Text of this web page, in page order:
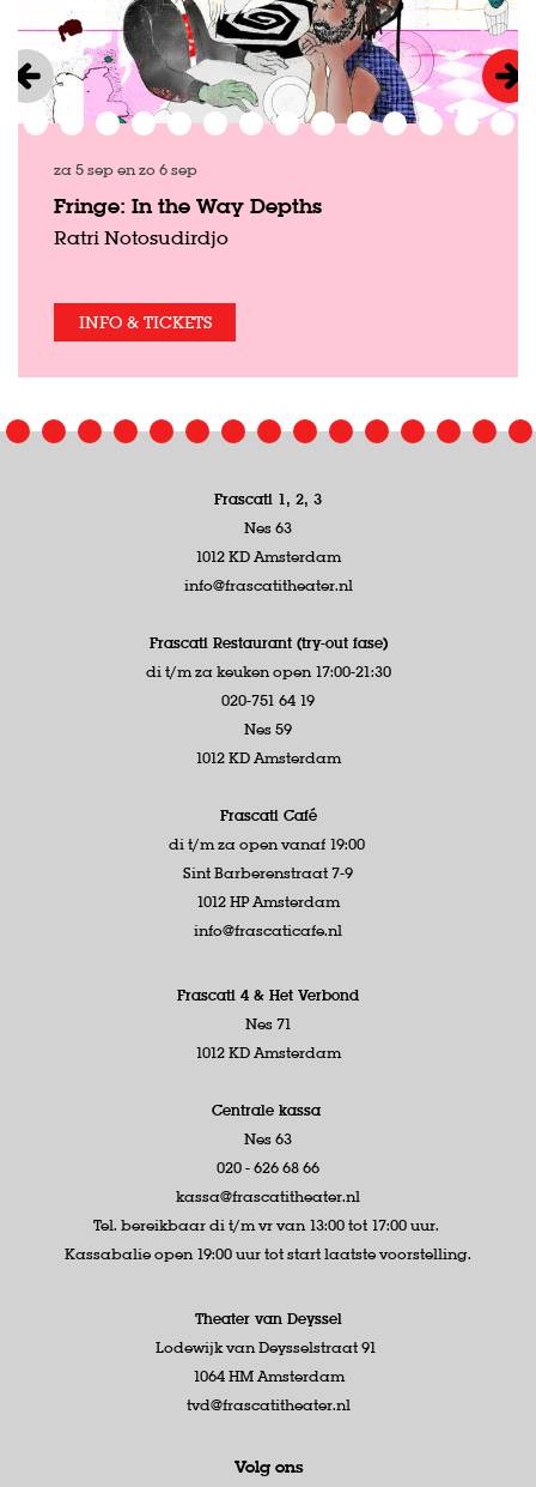
Fringe: In the Way Depths
Ratri Notosudirdjo
za 5 sepenzo 6 sep
INFO & TICKETS
Frascati 1, 2, 3
Nes 63
1012 KD Amsterdam
info@frascatitheater.nl
Frascati Restaurant (try-out fase)
di t/m za keuken open 17:00-21:30
020-751 64 19
Nes 59
1012 KD Amsterdam
Frascati Café
di t/m za open vanaf 19:00
Sint Barberenstraat 7-9
1012 HP Amsterdam
info@frascaticafe.nl
Frascati 4 & Het Verbond
Nes 71
1012 KD Amsterdam
Centrale kassa
Nes 63
020 - 626 68 66
kassa@frascatitheater.nl
Tel. bereikbaar di t/m vr van 13:00 tot 17:00 uur.
Kassabalie open 19:00 uur tot start laatste voorstelling.
Theater van Deyssel
Lodewijk van Deysselstraat 91
1064 HM Amsterdam
tvd@frascatitheater.nl
Volg ons